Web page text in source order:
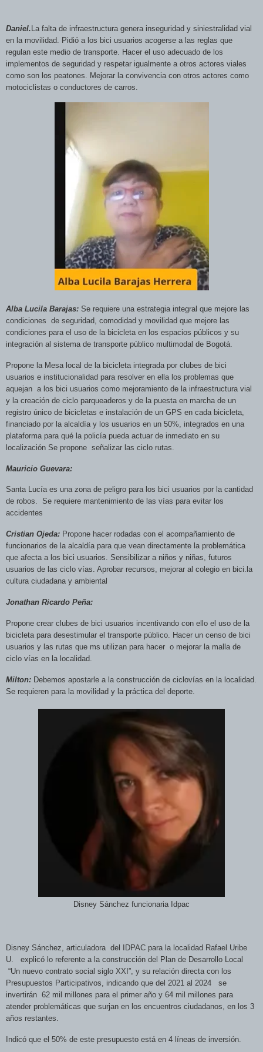
Daniel. La falta de infraestructura genera inseguridad y siniestralidad vial
en la movilidad. Pidió a los bici usuarios acogerse a las reglas que
regulan este medio de transporte. Hacer el uso adecuado de los
implementos de seguridad y respetar igualmente a otros actores viales
como son los peatones. Mejorar la convivencia con otros actores como
motociclistas o conductores de carros.
Alba Lucila Barajas: Se requiere una estrategia integral que mejore las
condiciones de seguridad, comodidad y movilidad que mejore las
condiciones para el uso de la bicicleta en los espacios públicos y su
integración al sistema de transporte público multimodal de Bogotá.
Propone la Mesa local de la bicicleta integrada por clubes de bici
usuarios e institucionalidad para resolver en ella los problemas que
aquejan a los bici usuarios como mejoramiento de la infraestructura vial
y la creación de ciclo parqueaderos y de la puesta en marcha de un
registro único de bicicletas e instalación de un GPS en cada bicicleta,
financiado por la alcaldía y los usuarios en un 50%, integrados en una
plataforma para qué la policía pueda actuar de inmediato en su
localización Se propone señalizar las ciclo rutas.
Mauricio Guevara:
Santa Lucía es una zona de peligro para los bici usuarios por la cantidad
de robos. Se requiere mantenimiento de las vías para evitar los
accidentes
Cristian Ojeda: Propone hacer rodadas con el acompañamiento de
funcionarios de la alcaldía para que vean directamente la problemática
que afecta a los bici usuarios. Sensibilizar a niños y niñas, futuros
usuarios de las ciclo vías. Aprobar recursos, mejorar al colegio en bici.la
cultura ciudadana y ambiental
Jonathan Ricardo Peña:
Propone crear clubes de bici usuarios incentivando con ello el uso de la
bicicleta para desestimular el transporte público. Hacer un censo de bici
usuarios y las rutas que ms utilizan para hacer o mejorar la malla de
ciclo vías en la localidad.
Milton: Debemos apostarle a la construcción de ciclovías en la localidad.
Se requieren para la movilidad y la práctica del deporte.
Disney Sánchez funcionaria Idpac
Disney Sánchez, articuladora del IDPAC para la localidad Rafael Uribe
U.
explicó lo referente a la construcción del Plan de Desarrollo Local
“Un nuevo contrato social siglo XXI”, y su relación directa con los
Presupuestos Participativos, indicando que del 2021 al 2024
se
invertirán 62 mil millones para el primer año y 64 mil millones para
atender problemáticas que surjan en los encuentros ciudadanos, en los 3
años restantes.
Indicó que el 50% de este presupuesto está en 4 líneas de inversión.